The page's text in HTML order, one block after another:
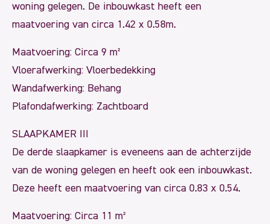
woning gelegen. De inbouwkast heeft een
maatvoering van circa 1.42 x 0.58m.
Maatvoering: Circa 9 m²
Vloerafwerking: Vloerbedekking
Wandafwerking: Behang
Plafondafwerking: Zachtboard
SLAAPKAMER III
De derde slaapkamer is eveneens aan de achterzijde
van de woning gelegen en heeft ook een inbouwkast.
Deze heeft een maatvoering van circa 0.83 x 0.54.
Maatvoering: Circa 11 m²